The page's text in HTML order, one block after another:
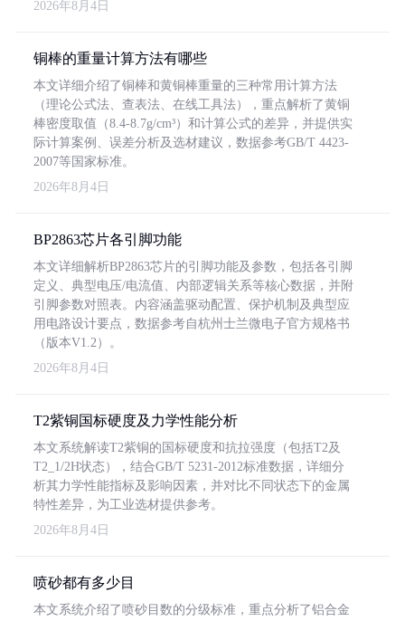
2026年8月4日
铜棒的重量计算方法有哪些
本文详细介绍了铜棒和黄铜棒重量的三种常用计算方法
（理论公式法、查表法、在线工具法），重点解析了黄铜
棒密度取值（8.4-8.7g/cm³）和计算公式的差异，并提供实
际计算案例、误差分析及选材建议，数据参考GB/T 4423-
2007等国家标准。
2026年8月4日
BP2863芯片各引脚功能
本文详细解析BP2863芯片的引脚功能及参数，包括各引脚
定义、典型电压/电流值、内部逻辑关系等核心数据，并附
引脚参数对照表。内容涵盖驱动配置、保护机制及典型应
用电路设计要点，数据参考自杭州士兰微电子官方规格书
（版本V1.2）。
2026年8月4日
T2紫铜国标硬度及力学性能分析
本文系统解读T2紫铜的国标硬度和抗拉强度（包括T2及
T2_1/2H状态），结合GB/T 5231-2012标准数据，详细分
析其力学性能指标及影响因素，并对比不同状态下的金属
特性差异，为工业选材提供参考。
2026年8月4日
喷砂都有多少目
本文系统介绍了喷砂目数的分级标准，重点分析了铝合金